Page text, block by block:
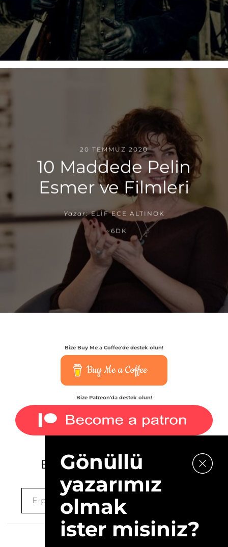
20 TEMMUZ 2020
10 Maddede Pelin
Esmer ve Filmleri
Yazar: ELIF ECE ALTINOK
~6DK
Bize Buy Me a Coffee'de destek olun!
Buy Me a Coffee
Bize Patreon'da destek olun!
E-bültenimize kaydolun.
Gönüllü
yazarımız
olmak
ister misiniz?